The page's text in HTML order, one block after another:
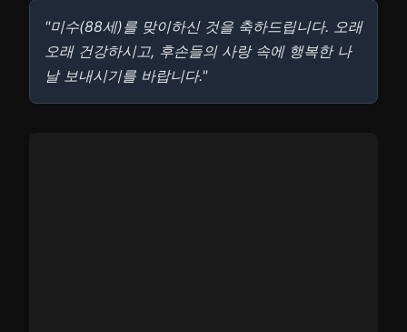
"미수(88세)를 맞이하신 것을 축하드립니다. 오래
오래 건강하시고, 후손들의 사랑 속에 행복한 나
날 보내시기를 바랍니다."